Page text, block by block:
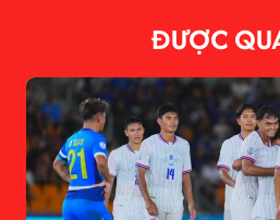
ĐƯỢC